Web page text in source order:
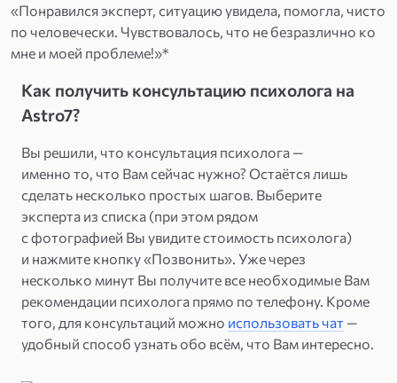
«Понравился эксперт, ситуацию увидела, помогла, чисто
по человечески. Чувствовалось, что не безразлично ко
мне и моей проблеме!»*
Как получить консультацию психолога на
Astro7?
Вы решили, что консультация психолога —
именно то, что Вам сейчас нужно? Остаётся лишь
сделать несколько простых шагов. Выберите
эксперта из списка (при этом рядом
с фотографией Вы увидите стоимость психолога)
и нажмите кнопку «Позвонить». Уже через
несколько минут Вы получите все необходимые Вам
рекомендации психолога прямо по телефону. Кроме
того, для консультаций можно использовать чат —
удобный способ узнать обо всём, что Вам интересно.